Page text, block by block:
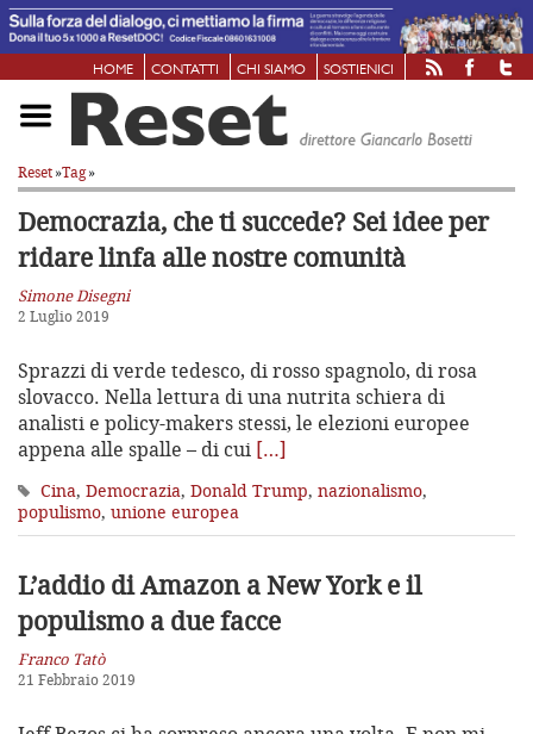
HOME CONTATTI CHI SIAMO SOSTIENICI
Reset»Tag»
Democrazia, che ti succede? Sei idee per
ridare linfa alle nostre comunità
Simone Disegni
2 Luglio 2019
Sprazzi di verde tedesco, di rosso spagnolo, di rosa
slovacco. Nella lettura di una nutrita schiera di
analisti e policy-makers stessi, le elezioni europee
appena alle spalle – di cui […]
Cina, Democrazia, Donald Trump, nazionalismo,
populismo, unione europea
L’addio di Amazon a New York e il
populismo a due facce
Franco Tatò
21 Febbraio 2019